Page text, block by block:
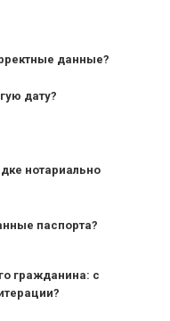
данные?
дату?
нотариально
паспорта?
гражданина: с